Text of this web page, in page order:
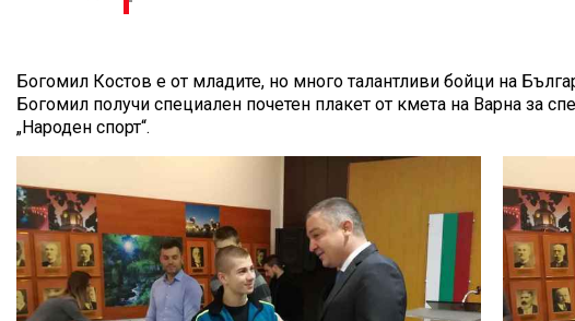
Богомил Костов е от младите, но много талантливи бойци на
Богомил получи специален почетен плакет от кмета на Варна за
„Народен спорт“.